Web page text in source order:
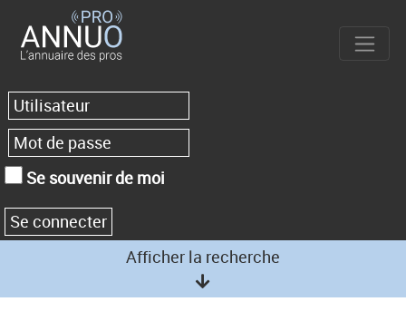
Se souvenir de moi
Afficher la recherche